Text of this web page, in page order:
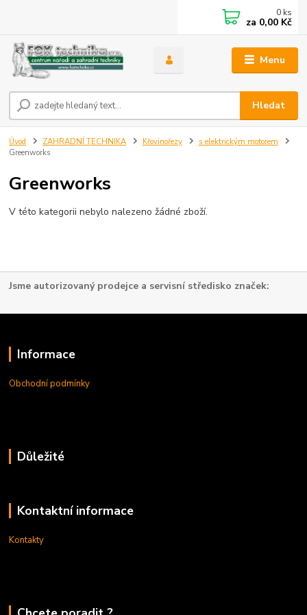
Menu
Hledat
0 ks
za 0,00 Kč
Úvod ZAHRADNÍ TECHNIKA Křovinořezy
s elektrickým motorem
Greenworks
Greenworks
V této kategorii nebylo nalezeno žádné zboží.
Jsme autorizovaný prodejce a servisní středisko značek:
Informace
Obchodní podmínky
Důležité
Kontaktní informace
Kontakty